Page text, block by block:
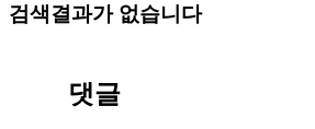
검색결과가 없습니다
댓글